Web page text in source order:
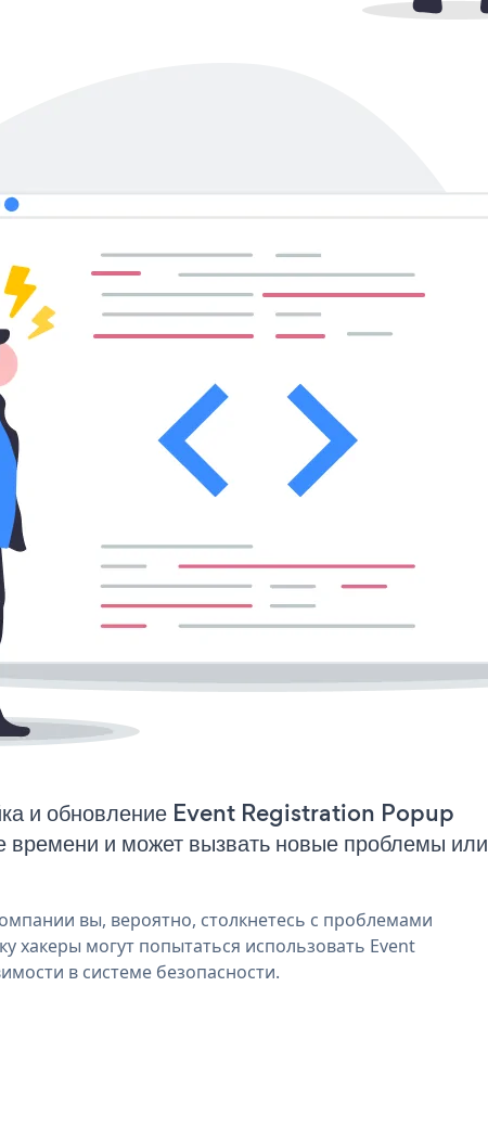
и обновление Event Registration Popup
времени и может вызвать новые проблемы или
вы, вероятно, столкнетесь с проблемами
хакеры могут попытаться использовать Event
в системе безопасности.